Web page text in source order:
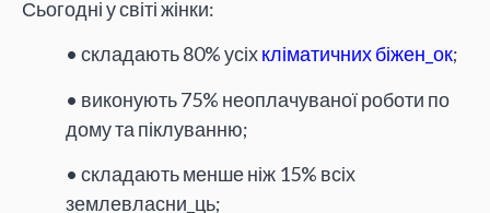
Сьогодні у світі жінки:
• складають 80% усіхкліматичних біжен_ок;
• виконують 75% неоплачуваної роботи по
дому та піклуванню;
• складають менше ніж 15% всіх
землевласни_ць;